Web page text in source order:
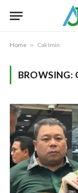
Home » Cak Imin
BROWSING: